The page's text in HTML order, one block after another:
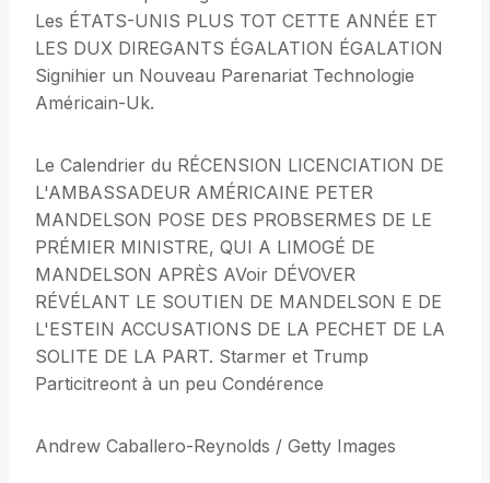
Les ÉTATS-UNIS PLUS TOT CETTE ANNÉE ET
LES DUX DIREGANTS ÉGALATION ÉGALATION
Signihier un Nouveau Parenariat Technologie
Américain-Uk.
Le Calendrier du RÉCENSION LICENCIATION DE
L'AMBASSADEUR AMÉRICAINE PETER
MANDELSON POSE DES PROBSERMES DE LE
PRÉMIER MINISTRE, QUI A LIMOGÉ DE
MANDELSON APRÈS AVoir DÉVOVER
RÉVÉLANT LE SOUTIEN DE MANDELSON E DE
L'ESTEIN ACCUSATIONS DE LA PECHET DE LA
SOLITE DE LA PART. Starmer et Trump
Particitreont à un peu Condérence
Andrew Caballero-Reynolds / Getty Images